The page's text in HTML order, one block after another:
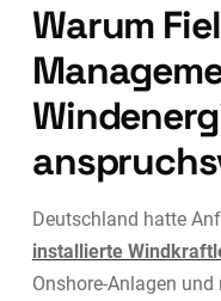
Warum
Deutschland hatte
installierte
Onshore-Anlagen